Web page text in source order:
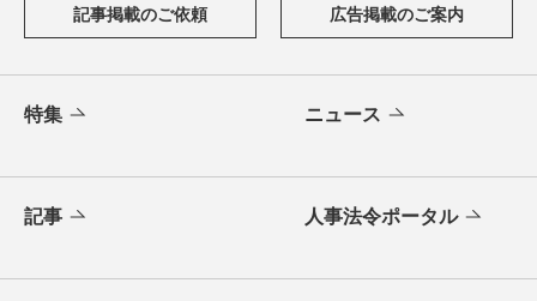
記事掲載のご依頼 広告掲載のご案内
特集 ニュース
記事 人事法令ポータル